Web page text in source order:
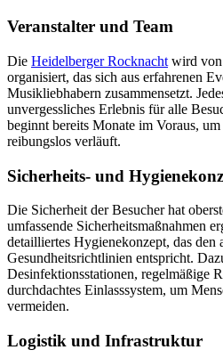
Veranstalter und Team
Die Heidelberger Rocknacht wird von
organisiert, das sich aus erfahrenen
Musikliebhabern zusammensetzt.
unvergessliches Erlebnis für alle
beginnt bereits Monate im Voraus,
reibungslos verläuft.
Sicherheits- und
Die Sicherheit der Besucher hat
umfassende Sicherheitsmaßnahmen
detailliertes Hygienekonzept, das den
Gesundheitsrichtlinien entspricht.
Desinfektionsstationen, regelmäßige
durchdachtes Einlasssystem, um
vermeiden.
Logistik und Infrastruktur